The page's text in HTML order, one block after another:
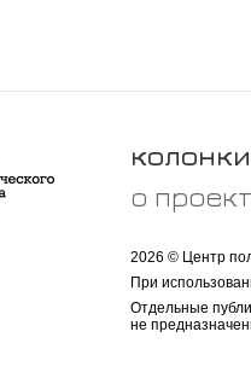
колонки
о
2026 © Центр
При
Отдельные
не